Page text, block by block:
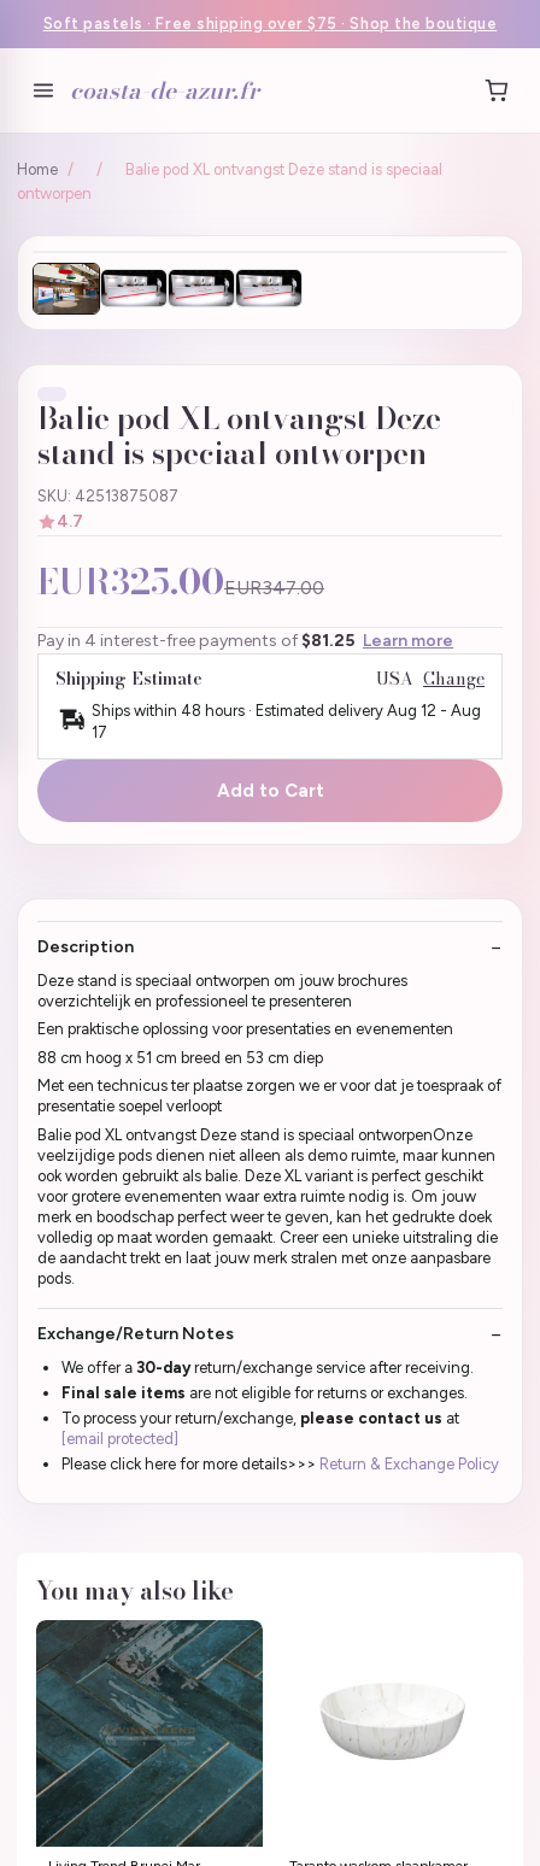
Soft pastels · Free shipping over $75 · Shop the boutique
coasta-de-azur.fr
Home / /
Balie pod XL ontvangst Deze stand is speciaal
ontworpen
Balie pod XL ontvangst Deze
stand is speciaal ontworpen
SKU: 42513875087
4.7
EUR325.00EUR347.00
Pay in 4 interest-free payments of $81.25 Learn more
Shipping Estimate USA Change
Ships within 48 hours · Estimated delivery Aug 12 - Aug
17
Add to Cart
Description
Deze stand is speciaal ontworpen om jouw brochures
overzichtelijk en professioneel te presenteren
Een praktische oplossing voor presentaties en evenementen
88 cm hoog x 51 cm breed en 53 cm diep
Met een technicus ter plaatse zorgen we er voor dat je toespraak of
presentatie soepel verloopt
Balie pod XL ontvangst Deze stand is speciaal ontworpenOnze
veelzijdige pods dienen niet alleen als demo ruimte, maar kunnen
ook worden gebruikt als balie. Deze XL variant is perfect geschikt
voor grotere evenementen waar extra ruimte nodig is. Om jouw
merk en boodschap perfect weer te geven, kan het gedrukte doek
volledig op maat worden gemaakt. Creer een unieke uitstraling die
de aandacht trekt en laat jouw merk stralen met onze aanpasbare
pods.
Exchange/Return Notes
We offer a 30-dayreturn/exchange service after receiving.
Final sale items are not eligible for returns or exchanges.
To process your return/exchange, please contact us at
[email protected]
Please click here for more details>>> Return & Exchange Policy
You may also like